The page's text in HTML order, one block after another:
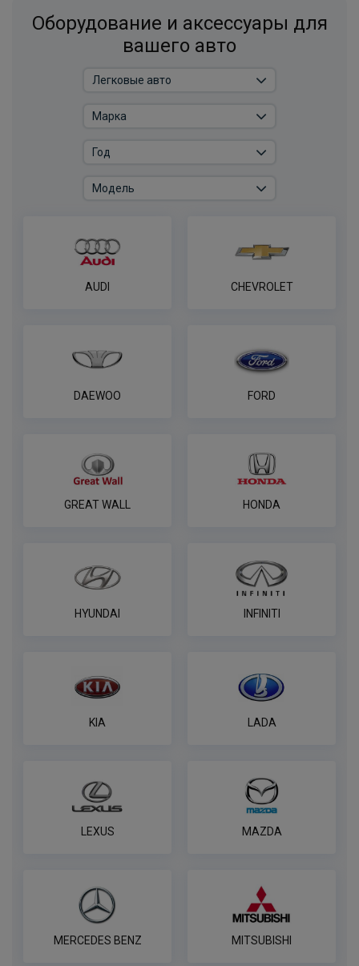
Оборудование и аксессуары для
вашего авто
AUDI CHEVROLET
DAEWOO FORD
GREAT WALL HONDA
HYUNDAI INFINITI
KIA LADA
LEXUS MAZDA
MERCEDES BENZ MITSUBISHI